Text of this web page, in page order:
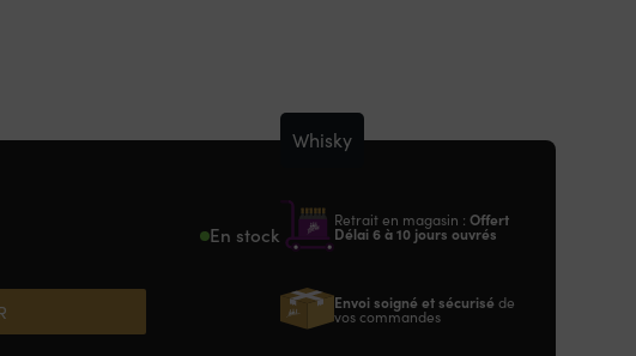
En stock
Whisky
Retrait en magasin : Offert
Délai 6 à 10 jours ouvrés
Envoi soigné et sécurisé de
vos commandes